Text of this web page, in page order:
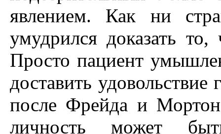
явлением. Как ни
умудрился доказать
Просто пациент
доставить
после Фрейда и
личность может